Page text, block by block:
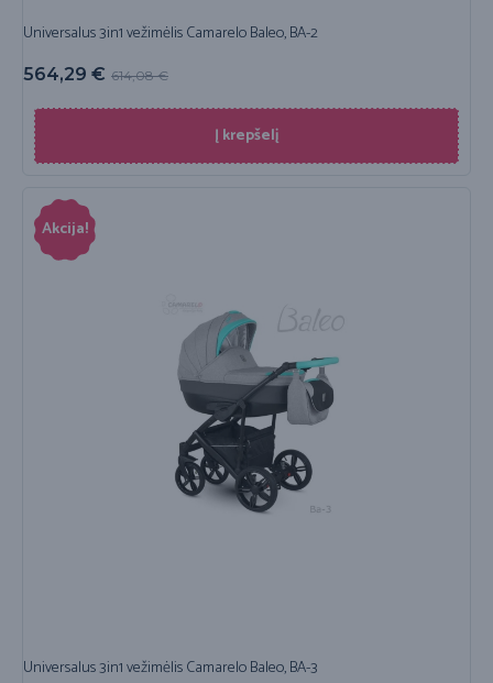
Universalus 3in1 vežimėlis Camarelo Baleo, BA-2
614,08€
564,29 €
Į krepšelį
Akcija!
Universalus 3in1 vežimėlis Camarelo Baleo, BA-3